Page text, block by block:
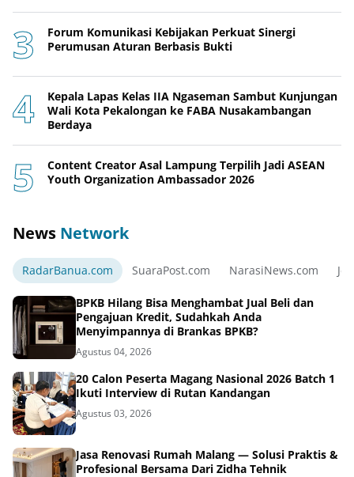
Forum Komunikasi Kebijakan Perkuat Sinergi
Perumusan Aturan Berbasis Bukti
Kepala Lapas Kelas IIA Ngaseman Sambut Kunjungan
Wali Kota Pekalongan ke FABA Nusakambangan
Berdaya
Content Creator Asal Lampung Terpilih Jadi ASEAN
Youth Organization Ambassador 2026
News Network
RadarBanua.com SuaraPost.com NarasiNews.com
BPKB Hilang Bisa Menghambat Jual Beli dan
Pengajuan Kredit, Sudahkah Anda
Menyimpannya di Brankas BPKB?
Agustus 04, 2026
20 Calon Peserta Magang Nasional 2026 Batch 1
Ikuti Interview di Rutan Kandangan
Agustus 03, 2026
Jasa Renovasi Rumah Malang — Solusi Praktis &
Profesional Bersama Dari Zidha Tehnik